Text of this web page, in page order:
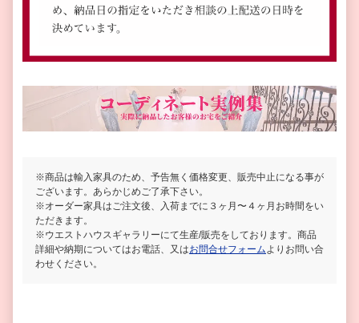
※商品は輸入家具のため、予告無く価格変更、販売中止になる事が
ございます。あらかじめご了承下さい。
※オーダー家具はご注文後、入荷までに３ヶ月〜４ヶ月お時間をい
ただきます。
※ウエストハウスギャラリーにて生産/販売をしております。商品
詳細や納期についてはお電話、又はお問合せフォーム よりお問い合
わせください。